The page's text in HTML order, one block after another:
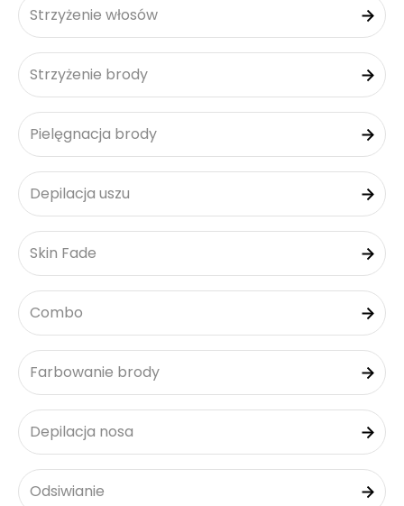
Strzyżenie włosów
Strzyżenie brody
Pielęgnacja brody
Depilacja uszu
Skin Fade
Combo
Farbowanie brody
Depilacja nosa
Odsiwianie